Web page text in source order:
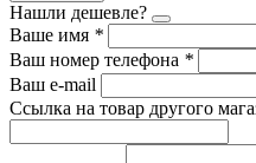
Нашли дешевле?
Ваше имя *
Ваш номер телефона *
Ваш e-mail
Ссылка на товар другого